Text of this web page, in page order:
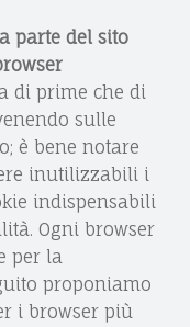
parte del sito
di prime che di
sulle
è bene notare
inutilizzabili i
indispensabili
Ogni browser
per la
proponiamo
i browser più